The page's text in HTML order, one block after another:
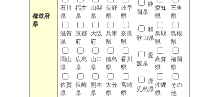
都道府
県
石川
県
福井
県
山梨
県
長野
県
岐阜
県
静
岡県
愛知
県
三重
県
滋賀
県
京都
府
大阪
府
兵庫
県
奈良
県
和
歌山県
鳥取
県
島根
県
岡山
県
広島
県
山口
県
徳島
県
香川
県
愛
媛県
高知
県
福岡
県
佐賀
県
長崎
県
熊本
県
大分
県
宮崎
県
鹿
児島県
沖縄
県
その
他